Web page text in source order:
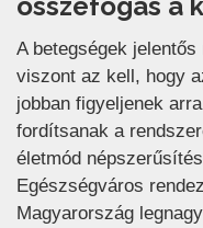
A betegségek
viszont az kell, hogy
jobban figyeljenek
fordítsanak a
életmód
Egészségváros
Magyarország